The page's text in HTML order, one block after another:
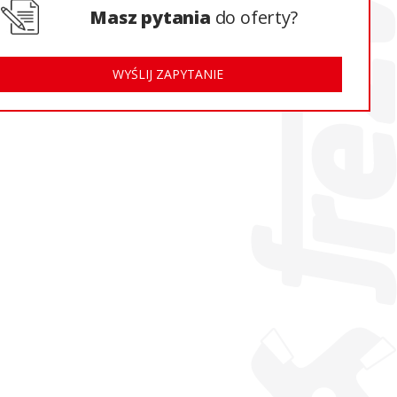
Masz pytania do oferty?
WYŚLIJ ZAPYTANIE